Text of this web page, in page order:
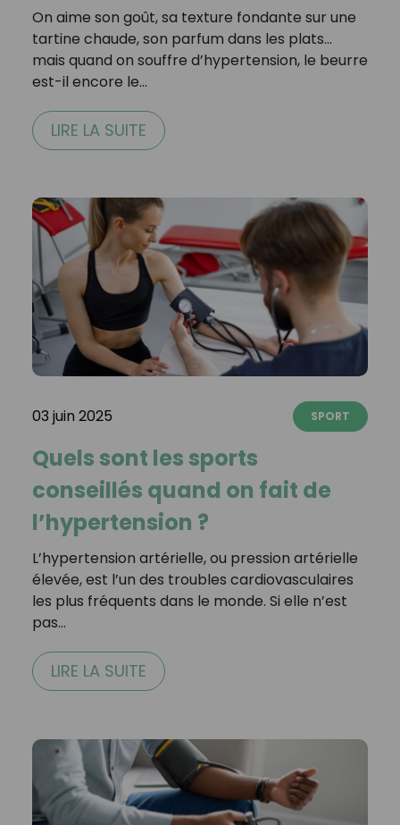
On aime son goût, sa texture fondante sur une
tartine chaude, son parfum dans les plats…
mais quand on souffre d’hypertension, le beurre
est-il encore le…
LIRE LA SUITE
03 juin 2025 SPORT
Quels sont les sports
conseillés quand on fait de
l’hypertension ?
L’hypertension artérielle, ou pression artérielle
élevée, est l’un des troubles cardiovasculaires
les plus fréquents dans le monde. Si elle n’est
pas…
LIRE LA SUITE